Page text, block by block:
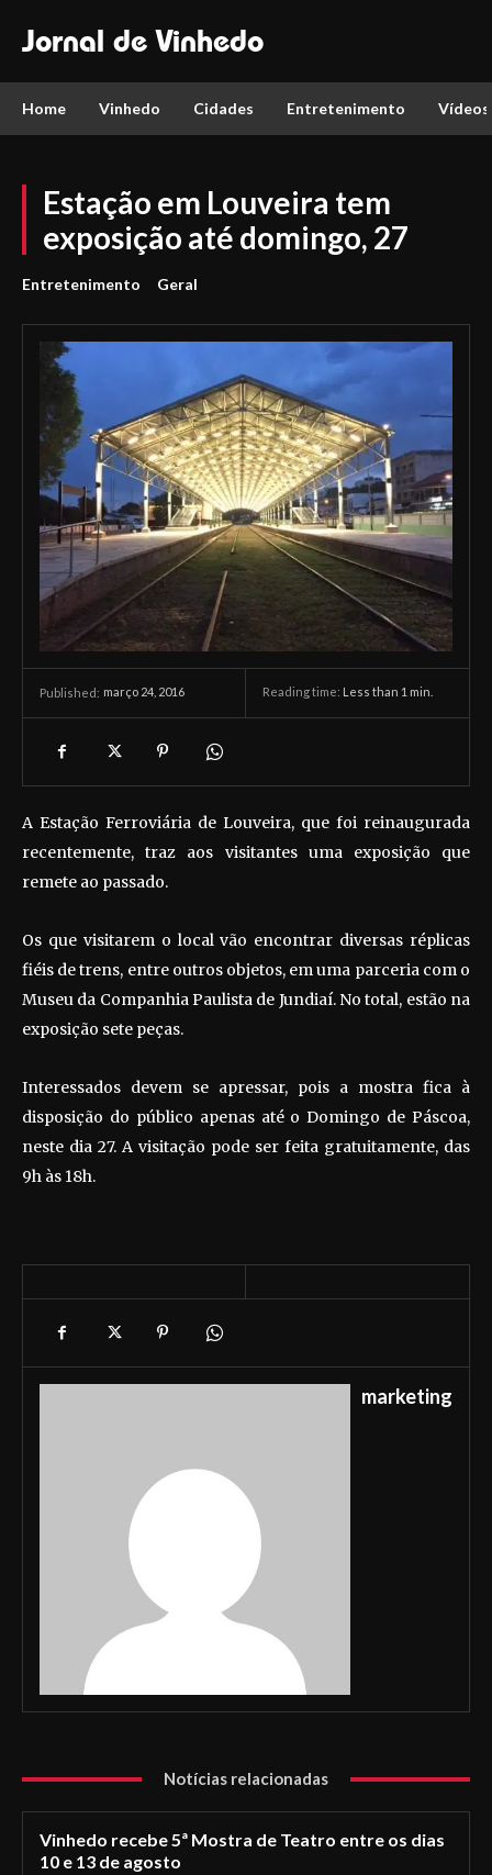
Jornal de Vinhedo
Home Vinhedo Cidades Entretenimento Vídeos
Estação em Louveira tem
exposição até domingo, 27
Entretenimento Geral
Published: março 24, 2016 Reading time: Less than 1 min.
A Estação Ferroviária de Louveira, que foi reinaugurada
recentemente, traz aos visitantes uma exposição que
remete ao passado.
Os que visitarem o local vão encontrar diversas réplicas
fiéis de trens, entre outros objetos, em uma parceria com o
Museu da Companhia Paulista de Jundiaí. No total, estão na
exposição sete peças.
Interessados devem se apressar, pois a mostra fica à
disposição do público apenas até o Domingo de Páscoa,
neste dia 27. A visitação pode ser feita gratuitamente, das
9h às 18h.
marketing
Notícias relacionadas
Vinhedo recebe 5ª Mostra de Teatro entre os dias
10 e 13 de agosto